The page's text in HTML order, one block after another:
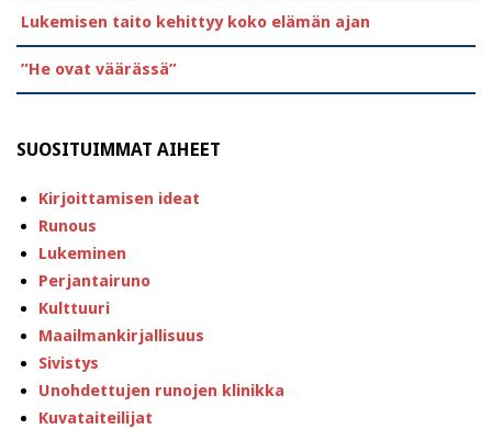
Lukemisen taito kehittyy koko elämän ajan
”He ovat väärässä”
SUOSITUIMMAT AIHEET
Kirjoittamisen ideat
Runous
Lukeminen
Perjantairuno
Kulttuuri
Maailmankirjallisuus
Sivistys
Unohdettujen runojen klinikka
Kuvataiteilijat